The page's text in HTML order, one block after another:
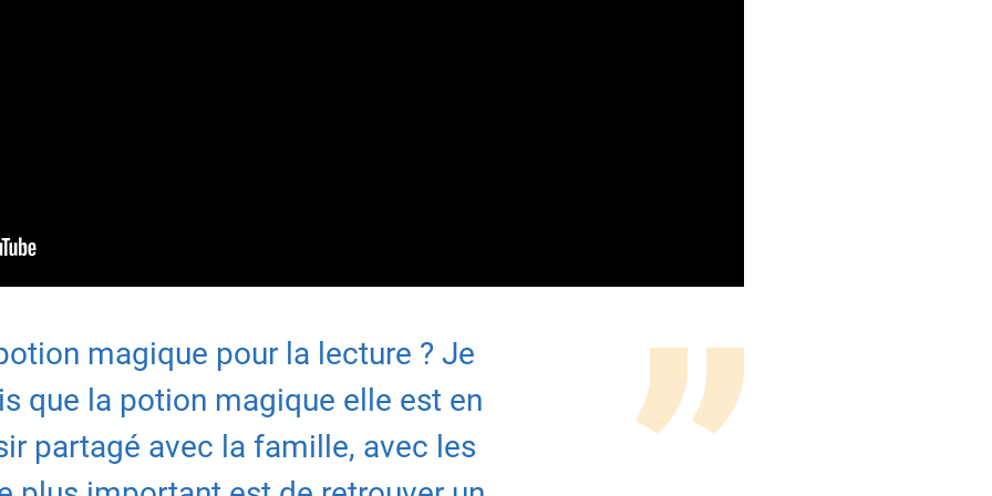
magique pour la lecture ? Je
que la potion magique elle est en
partagé avec la famille, avec les